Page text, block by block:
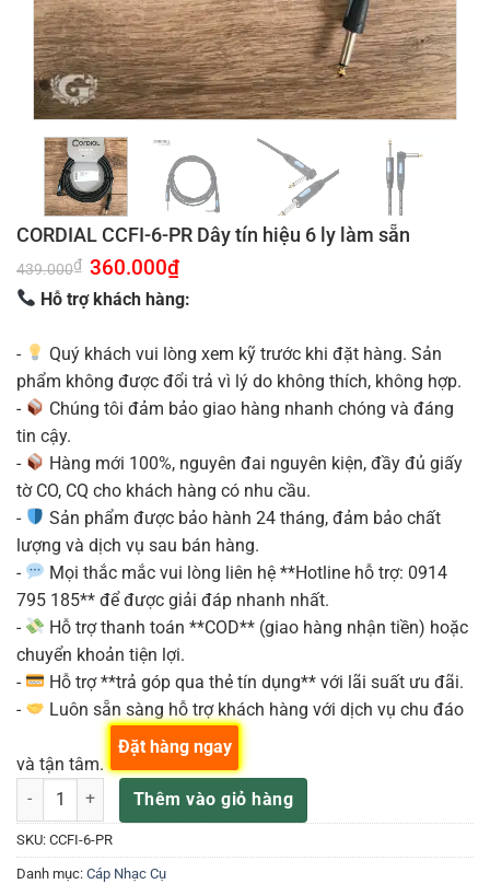
CORDIAL CCFI-6-PR Dây tín hiệu 6 ly làm sẵn
439.000₫ Giá
gốc
là:
439.000₫.
360.000₫Giá
tại
là:
Hỗ trợ khách hàng:
-
Quý khách vui lòng xem kỹ trước khi đặt hàng. Sản
phẩm không được đổi trả vì lý do không thích, không hợp.
-
Chúng tôi đảm bảo giao hàng nhanh chóng và đáng
tin cậy.
-
Hàng mới 100%, nguyên đai nguyên kiện, đầy đủ giấy
tờ CO, CQ cho khách hàng có nhu cầu.
-
Sản phẩm được bảo hành 24 tháng, đảm bảo chất
lượng và dịch vụ sau bán hàng.
-
Mọi thắc mắc vui lòng liên hệ **Hotline hỗ trợ: 0914
795 185** để được giải đáp nhanh nhất.
-
Hỗ trợ thanh toán **COD** (giao hàng nhận tiền) hoặc
chuyển khoản tiện lợi.
-
Hỗ trợ **trả góp qua thẻ tín dụng** với lãi suất ưu đãi.
-
Luôn sẵn sàng hỗ trợ khách hàng với dịch vụ chu đáo
và tận tâm.
CORDIAL CCFI-6-PR Dây tín hiệu 6 ly làm sẵn số lượng
Thêm vào giỏ hàng
Đặt hàng ngay
SKU: CCFI-6-PR
Danh mục: Cáp Nhạc Cụ